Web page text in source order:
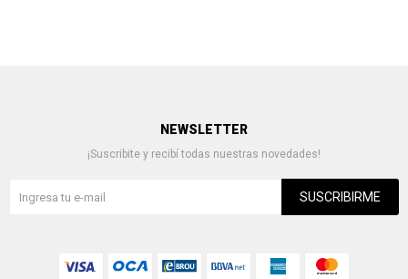
NEWSLETTER
¡Suscribite y recibí todas nuestras novedades!
SUSCRIBIRME